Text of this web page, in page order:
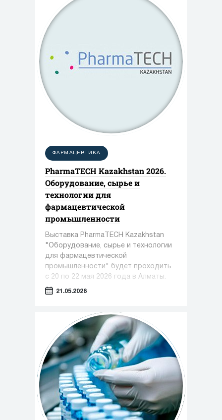
ФАРМАЦЕВТИКА
PharmaTECH Kazakhstan 2026.
Оборудование, сырье и
технологии для
фармацевтической
промышленности
Выставка PharmaTECH Kazakhstan
"Оборудование, сырье и технологии
для фармацевтической
промышленности" будет проходить
с 20 по 22 мая 2026 года в Алматы.
21.05.2026